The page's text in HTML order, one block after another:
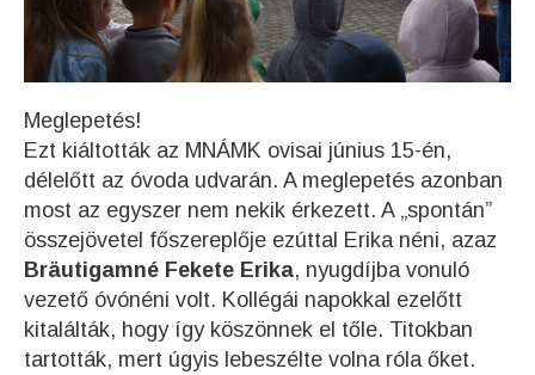
Meglepetés!
Ezt kiáltották az MNÁMK ovisai június 15-én,
délelőtt az óvoda udvarán. A meglepetés azonban
most az egyszer nem nekik érkezett. A „spontán”
összejövetel főszereplője ezúttal Erika néni, azaz
Bräutigamné Fekete Erika, nyugdíjba vonuló
vezető óvónéni volt. Kollégái napokkal ezelőtt
kitalálták, hogy így köszönnek el tőle. Titokban
tartották, mert úgyis lebeszélte volna róla őket.